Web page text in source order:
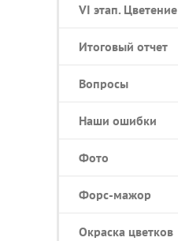
VI этап. Цветение
Итоговый отчет
Вопросы
Наши ошибки
Фото
Форс-мажор
Окраска цветков